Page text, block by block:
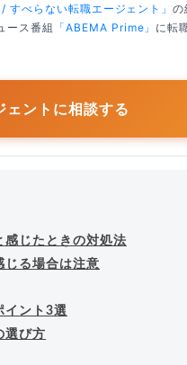
/ すべらない転職エージェント」の
ース番組 「ABEMA Prime」 に転
ェントに相談する
感じたときの対処法
じる場合は注意
イント3選
選び方